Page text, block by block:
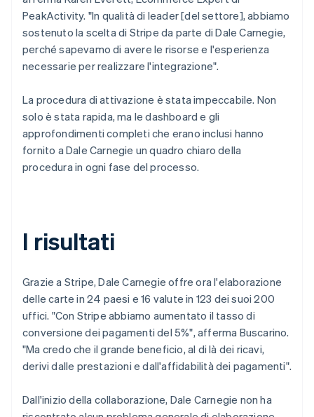
PeakActivity. "In qualità di leader [del settore], abbiamo
sostenuto la scelta di Stripe da parte di Dale Carnegie,
perché sapevamo di avere le risorse e l'esperienza
necessarie per realizzare l'integrazione".
La procedura di attivazione è stata impeccabile. Non
solo è stata rapida, ma le dashboard e gli
approfondimenti completi che erano inclusi hanno
fornito a Dale Carnegie un quadro chiaro della
procedura in ogni fase del processo.
I risultati
Grazie a Stripe, Dale Carnegie offre ora l'elaborazione
delle carte in 24 paesi e 16 valute in 123 dei suoi 200
uffici. "Con Stripe abbiamo aumentato il tasso di
conversione dei pagamenti del 5%", afferma Buscarino.
"Ma credo che il grande beneficio, al di là dei ricavi,
derivi dalle prestazioni e dall'affidabilità dei pagamenti".
Dall'inizio della collaborazione, Dale Carnegie non ha